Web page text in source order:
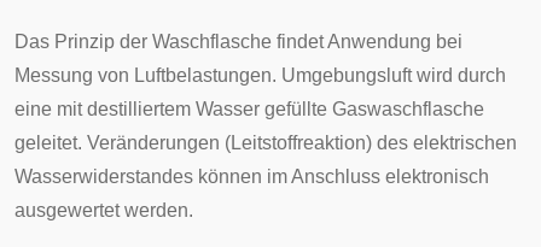
Das Prinzip der Waschflasche findet Anwendung bei
Messung von Luftbelastungen. Umgebungsluft wird durch
eine mit destilliertem Wasser gefüllte Gaswaschflasche
geleitet. Veränderungen (Leitstoffreaktion) des elektrischen
Wasserwiderstandes können im Anschluss elektronisch
ausgewertet werden.